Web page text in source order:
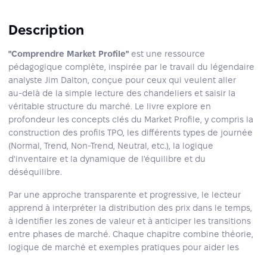
Description
"Comprendre Market Profile" est une ressource
pédagogique complète, inspirée par le travail du légendaire
analyste Jim Dalton, conçue pour ceux qui veulent aller
au‑delà de la simple lecture des chandeliers et saisir la
véritable structure du marché. Le livre explore en
profondeur les concepts clés du Market Profile, y compris la
construction des profils TPO, les différents types de journée
(Normal, Trend, Non-Trend, Neutral, etc.), la logique
d'inventaire et la dynamique de l'équilibre et du
déséquilibre.
Par une approche transparente et progressive, le lecteur
apprend à interpréter la distribution des prix dans le temps,
à identifier les zones de valeur et à anticiper les transitions
entre phases de marché. Chaque chapitre combine théorie,
logique de marché et exemples pratiques pour aider les